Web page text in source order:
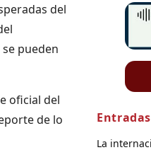
del
pueden
oficial del
de lo
La